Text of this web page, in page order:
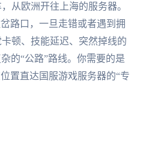
从欧洲开往上海的服务器。
路口，一旦走错或者遇到拥
顿、技能延迟、突然掉线的
的“公路”路线。你需要的是
置直达国服游戏服务器的“专